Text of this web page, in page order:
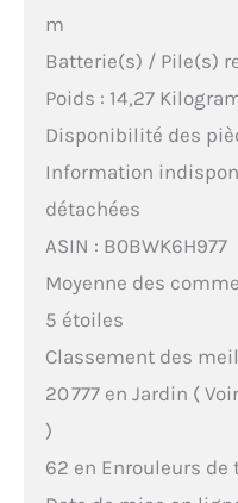
m
Batterie(s) / Pile(s)
Poids : 14,27
Disponibilité des
Information
détachées
ASIN : B0BWK6H977
Moyenne des
5 étoiles
Classement des
20 777 en Jardin (
)
62 en Enrouleurs de